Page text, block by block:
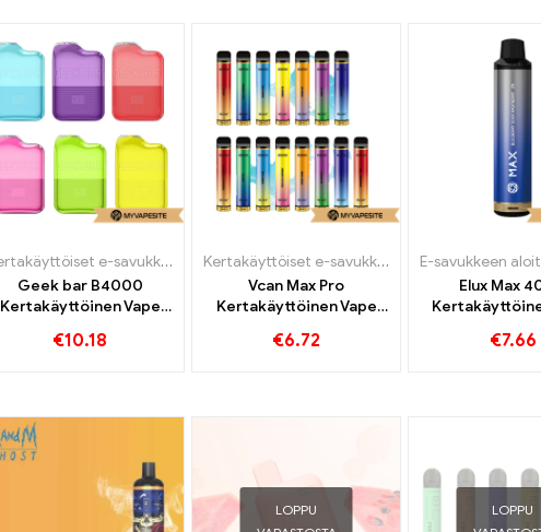
Kertakäyttöiset e-savukkeet
Geek bar B4000
Kertakäyttöinen Vape
€10.18
Kertakäyttöiset e-savukkeet
Vcan Max Pro
Kertakäyttöinen Vape
€6.72
E-savukkeen
Elux Max
€7.66
LOPPU
LOPPU